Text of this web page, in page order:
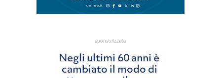
sponsorizzata